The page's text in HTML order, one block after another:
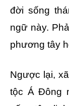
đời sống
ngữ này.
phương tây
Ngược lại,
tộc Á Đông